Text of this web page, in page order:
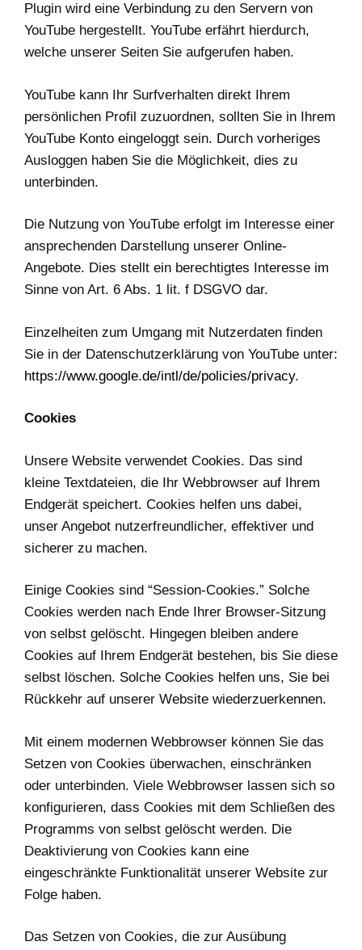
Plugin wird eine Verbindung zu den Servern von
YouTube hergestellt. YouTube erfährt hierdurch,
welche unserer Seiten Sie aufgerufen haben.
YouTube kann Ihr Surfverhalten direkt Ihrem
persönlichen Profil zuzuordnen, sollten Sie in Ihrem
YouTube Konto eingeloggt sein. Durch vorheriges
Ausloggen haben Sie die Möglichkeit, dies zu
unterbinden.
Die Nutzung von YouTube erfolgt im Interesse einer
ansprechenden Darstellung unserer Online-
Angebote. Dies stellt ein berechtigtes Interesse im
Sinne von Art. 6 Abs. 1 lit. f DSGVO dar.
Einzelheiten zum Umgang mit Nutzerdaten finden
Sie in der Datenschutzerklärung von YouTube unter:
https://www.google.de/intl/de/policies/privacy.
Cookies
Unsere Website verwendet Cookies. Das sind
kleine Textdateien, die Ihr Webbrowser auf Ihrem
Endgerät speichert. Cookies helfen uns dabei,
unser Angebot nutzerfreundlicher, effektiver und
sicherer zu machen.
Einige Cookies sind “Session-Cookies.” Solche
Cookies werden nach Ende Ihrer Browser-Sitzung
von selbst gelöscht. Hingegen bleiben andere
Cookies auf Ihrem Endgerät bestehen, bis Sie diese
selbst löschen. Solche Cookies helfen uns, Sie bei
Rückkehr auf unserer Website wiederzuerkennen.
Mit einem modernen Webbrowser können Sie das
Setzen von Cookies überwachen, einschränken
oder unterbinden. Viele Webbrowser lassen sich so
konfigurieren, dass Cookies mit dem Schließen des
Programms von selbst gelöscht werden. Die
Deaktivierung von Cookies kann eine
eingeschränkte Funktionalität unserer Website zur
Folge haben.
Das Setzen von Cookies, die zur Ausübung